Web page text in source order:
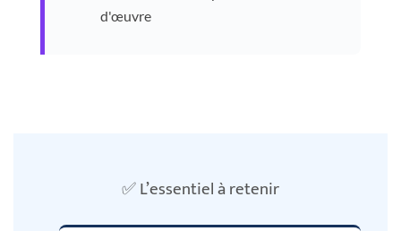
d'œuvre
✅ L’essentiel à retenir